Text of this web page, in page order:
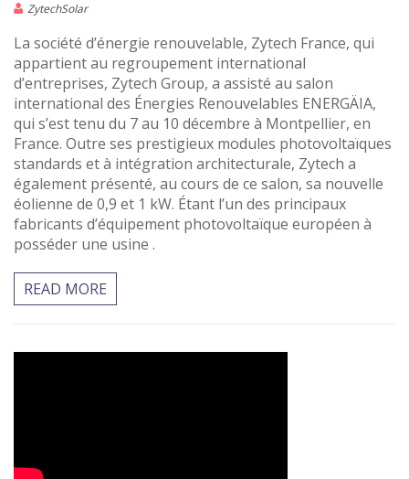
ZytechSolar
La société d’énergie renouvelable, Zytech France, qui
appartient au regroupement international
d’entreprises, Zytech Group, a assisté au salon
international des Énergies Renouvelables ENERGÄIA,
qui s’est tenu du 7 au 10 décembre à Montpellier, en
France. Outre ses prestigieux modules photovoltaïques
standards et à intégration architecturale, Zytech a
également présenté, au cours de ce salon, sa nouvelle
éolienne de 0,9 et 1 kW. Étant l’un des principaux
fabricants d’équipement photovoltaïque européen à
posséder une usine .
READ MORE